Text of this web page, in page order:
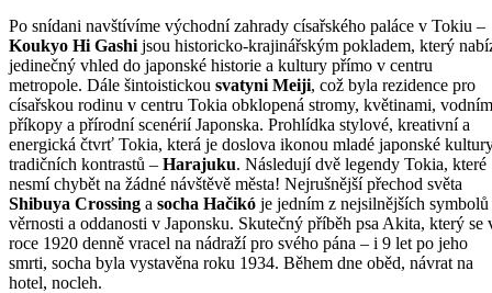
Po snídani navštívíme východní zahrady císařského paláce v Tokiu –
Koukyo Hi Gashi jsou historicko-krajinářským pokladem, který
jedinečný vhled do japonské historie a kultury přímo v centru
metropole. Dále šintoistickou svatyni Meiji, což byla rezidence pro
císařskou rodinu v centru Tokia obklopená stromy, květinami,
příkopy a přírodní scenérií Japonska. Prohlídka stylové, kreativní a
energická čtvrť Tokia, která je doslova ikonou mladé japonské
tradičních kontrastů – Harajuku. Následují dvě legendy Tokia, které
nesmí chybět na žádné návštěvě města! Nejrušnější přechod světa
Shibuya Crossing a socha Hačikó je jedním z nejsilnějších symbolů
věrnosti a oddanosti v Japonsku. Skutečný příběh psa Akita, který se
roce 1920 denně vracel na nádraží pro svého pána – i 9 let po jeho
smrti, socha byla vystavěna roku 1934. Během dne oběd, návrat na
hotel, nocleh.